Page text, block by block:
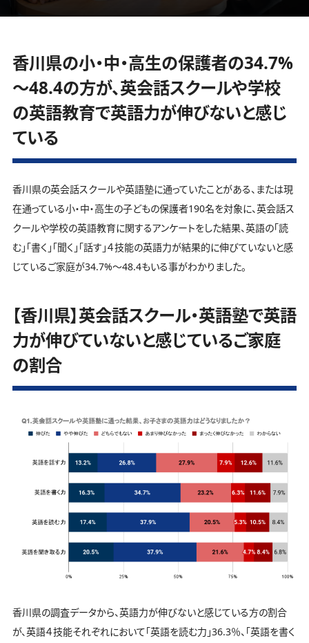
香川県の小・中・高生の保護者の34.7%
～48.4の方が、英会話スクールや学校
の英語教育で英語力が伸びないと感じ
ている
香川県の英会話スクールや英語塾に通っていたことがある、または現
在通っている小・中・高生の子どもの保護者190名を対象に、英会話ス
クールや学校の英語教育に関するアンケートをした結果、英語の「読
む」「書く」「聞く」「話す」４技能の英語力が結果的に伸びていないと感
じているご家庭が34.7%～48.4もいる事がわかりました。
【香川県】英会話スクール・英語塾で英語
力が伸びていないと感じているご家庭
の割合
香川県の調査データから、英語力が伸びないと感じている方の割合
が、英語４技能それぞれにおいて「英語を読む力」36.3％、「英語を書く